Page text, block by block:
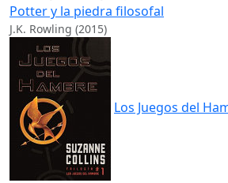
Potter y la piedra filosofal
J.K. Rowling (2015)
Los Juegos del